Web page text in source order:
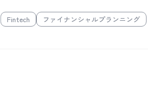
Fintech ファイナンシャルプランニング